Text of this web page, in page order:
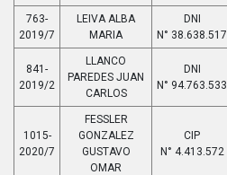
763-
2019/7
LEIVA ALBA
MARIA
DNI
N° 38.638.517
841-
2019/2
LLANCO
PAREDES JUAN
CARLOS
DNI
N° 94.763.533
1015-
2020/7
FESSLER
GONZALEZ
GUSTAVO
OMAR
CIP
N° 4.413.572